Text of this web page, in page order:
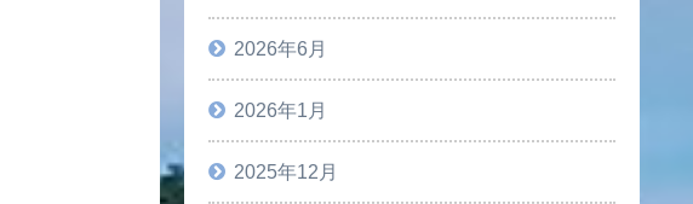
2026年6月
2026年1月
2025年12月